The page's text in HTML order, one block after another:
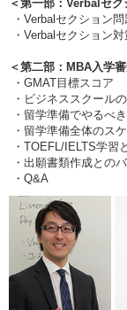
＜第一部：Verbalセク
・Verbalセクション
・Verbalセクション
＜第二部：MBA入学
・GMAT目標スコア
・ビジネススクール
・留学準備でやるべ
・留学準備全体のス
・TOEFL/IELTS学習
・出願書類作成との
・Q&A